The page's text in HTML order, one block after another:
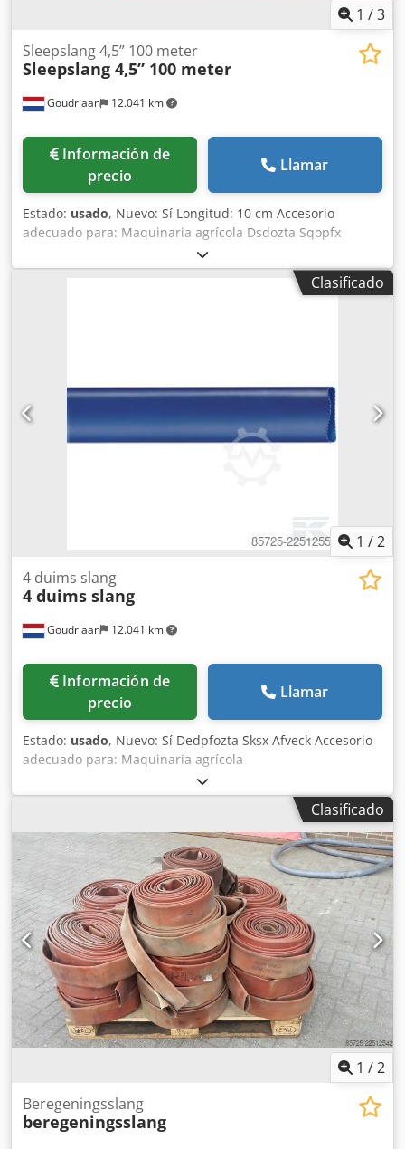
1 /3
Goudriaan 12.041 km
Sleepslang 4,5” 100 meter
Sleepslang 4,5” 100 meter
Información de
precio
Llamar
Estado: usado, Nuevo: Sí Longitud: 10 cm Accesorio
adecuado para: Maquinaria agrícola Dsdozta Sqopfx
Clasificado
1 /2
Goudriaan 12.041 km
4 duims slang
4 duims slang
Información de
precio
Llamar
Estado: usado, Nuevo: Sí Dedpfozta Sksx Afveck Accesorio
adecuado para: Maquinaria agrícola
Clasificado
1 /2
Beregeningsslang
beregeningsslang